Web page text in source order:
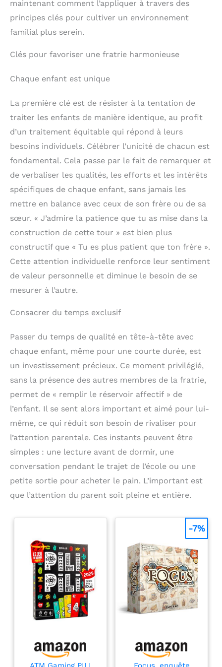
maintenant comment l’appliquer à travers des
principes clés pour cultiver un environnement
familial plus serein.
Clés pour favoriser une fratrie harmonieuse
Chaque enfant est unique
La première clé est de résister à la tentation de
traiter les enfants de manière identique, au profit
d’un traitement équitable qui répond à leurs
besoins individuels. Célébrer l’unicité de chacun est
fondamental. Cela passe par le fait de remarquer et
de verbaliser les qualités, les efforts et les intérêts
spécifiques de chaque enfant, sans jamais les
mettre en balance avec ceux de son frère ou de sa
sœur. « J’admire la patience que tu as mise dans la
construction de cette tour » est bien plus
constructif que « Tu es plus patient que ton frère ».
Cette attention individuelle renforce leur sentiment
de valeur personnelle et diminue le besoin de se
mesurer à l’autre.
Consacrer du temps exclusif
Passer du temps de qualité en tête-à-tête avec
chaque enfant, même pour une courte durée, est
un investissement précieux. Ce moment privilégié,
sans la présence des autres membres de la fratrie,
permet de « remplir le réservoir affectif » de
l’enfant. Il se sent alors important et aimé pour lui-
même, ce qui réduit son besoin de rivaliser pour
l’attention parentale. Ces instants peuvent être
simples : une lecture avant de dormir, une
conversation pendant le trajet de l’école ou une
petite sortie pour acheter le pain. L’important est
que l’attention du parent soit pleine et entière.
-7%